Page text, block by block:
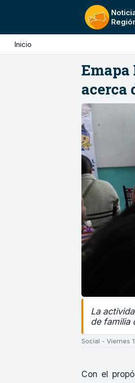
Inicio
acerca
La
de familia
Social - Viernes
Con el